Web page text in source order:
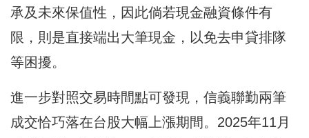
承及未來保值性，因此倘若現金融資條件有
限，則是直接端出大筆現金，以免去申貸排隊
等困擾。
進一步對照交易時間點可發現，信義聯勤兩筆
成交恰巧落在台股大幅上漲期間。2025年11月